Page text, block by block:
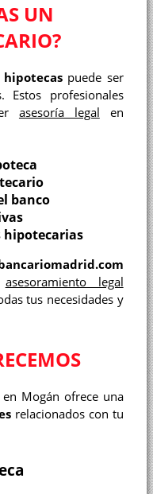
UN
hipotecaspuede ser
Estos profesionales
asesoría legal
en
banco
hipotecarias
asesoramiento legal
tus necesidades y
Mogán ofrece una
relacionados con tu